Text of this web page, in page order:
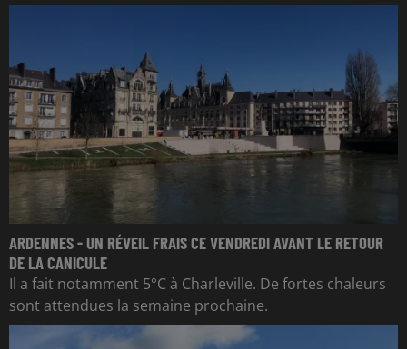
ARDENNES - UN RÉVEIL FRAIS CE VENDREDI AVANT LE RETOUR
DE LA CANICULE
Il a fait notamment 5°C à Charleville. De fortes chaleurs
sont attendues la semaine prochaine.